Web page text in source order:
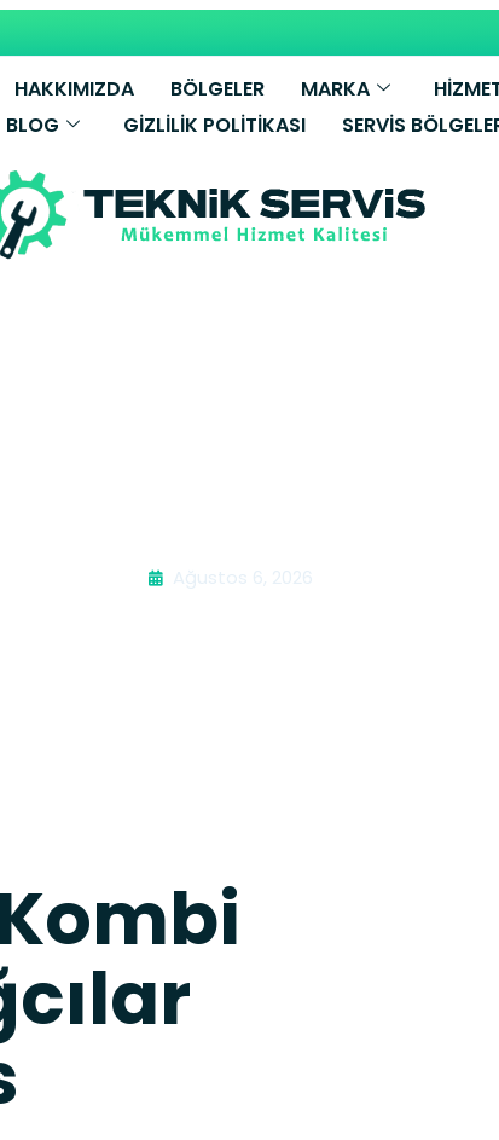
HAKKIMIZDA BÖLGELER MARKA
BLOG
GIZLILIK POLITIKASI SERVIS
Ağustos 6, 2026